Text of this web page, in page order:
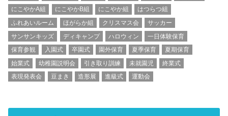
にこやかA組
にこやかB組 にこやか組
はつらつ組
ふれあいルーム
ほがらか組 クリスマス会
サッカー
サンサンキッズ
ディキャンプ ハロウィン
一日体験保育
保育参観
入園式 卒園式 園外保育 夏季保育
夏期保育
始業式
幼稚園説明会 引き取り訓練 未就園児
終業式
表現発表会
豆まき 造形展 進級式 運動会